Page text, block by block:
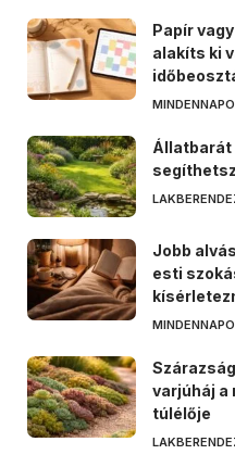
Papír
alakíts ki
Állatbarát
Jobb
esti
varjúháj a
túlélője